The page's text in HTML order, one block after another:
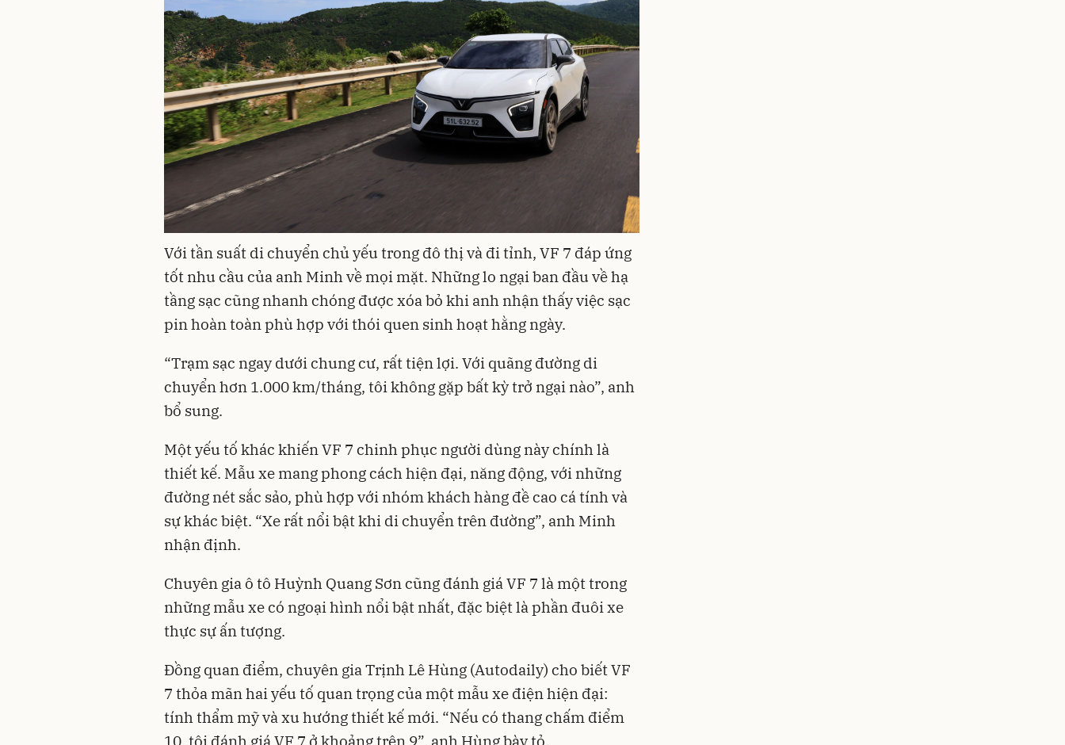
Với tần suất di chuyển chủ yếu trong đô thị và đi tỉnh, VF 7 đáp ứng
tốt nhu cầu của anh Minh về mọi mặt. Những lo ngại ban đầu về hạ
tầng sạc cũng nhanh chóng được xóa bỏ khi anh nhận thấy việc sạc
pin hoàn toàn phù hợp với thói quen sinh hoạt hằng ngày.
“Trạm sạc ngay dưới chung cư, rất tiện lợi. Với quãng đường di
chuyển hơn 1.000 km/tháng, tôi không gặp bất kỳ trở ngại nào”, anh
bổ sung.
Một yếu tố khác khiến VF 7 chinh phục người dùng này chính là
thiết kế. Mẫu xe mang phong cách hiện đại, năng động, với những
đường nét sắc sảo, phù hợp với nhóm khách hàng đề cao cá tính và
sự khác biệt. “Xe rất nổi bật khi di chuyển trên đường”, anh Minh
nhận định.
Chuyên gia ô tô Huỳnh Quang Sơn cũng đánh giá VF 7 là một trong
những mẫu xe có ngoại hình nổi bật nhất, đặc biệt là phần đuôi xe
thực sự ấn tượng.
Đồng quan điểm, chuyên gia Trịnh Lê Hùng (Autodaily) cho biết VF
7 thỏa mãn hai yếu tố quan trọng của một mẫu xe điện hiện đại:
tính thẩm mỹ và xu hướng thiết kế mới. “Nếu có thang chấm điểm
10, tôi đánh giá VF 7 ở khoảng trên 9”, anh Hùng bày tỏ.